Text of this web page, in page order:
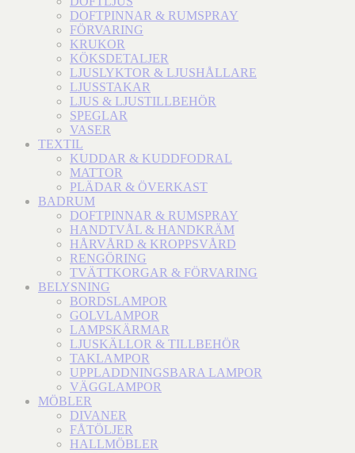
DOFTPINNAR & RUMSPRAY
FÖRVARING
KRUKOR
KÖKSDETALJER
LJUSLYKTOR & LJUSHÅLLARE
LJUSSTAKAR
LJUS & LJUSTILLBEHÖR
SPEGLAR
VASER
TEXTIL
KUDDAR & KUDDFODRAL
MATTOR
PLÄDAR & ÖVERKAST
BADRUM
DOFTPINNAR & RUMSPRAY
HANDTVÅL & HANDKRÄM
HÅRVÅRD & KROPPSVÅRD
RENGÖRING
TVÄTTKORGAR & FÖRVARING
BELYSNING
BORDSLAMPOR
GOLVLAMPOR
LAMPSKÄRMAR
LJUSKÄLLOR & TILLBEHÖR
TAKLAMPOR
UPPLADDNINGSBARA LAMPOR
VÄGGLAMPOR
MÖBLER
DIVANER
FÅTÖLJER
HALLMÖBLER